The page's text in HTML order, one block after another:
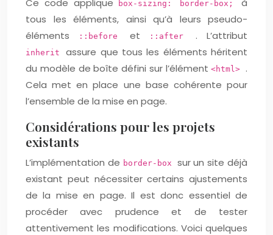
Ce code applique box-sizing: border-box;à
tous les éléments, ainsi qu’à leurs pseudo-
éléments
::before et ::after . L’attribut
inheritassure que tous les éléments héritent
du modèle de boîte défini sur l’élément<html> .
Cela met en place une base cohérente pour
l’ensemble de la mise en page.
Considérations pour les projets
existants
L’implémentation de border-box sur un site déjà
existant peut nécessiter certains ajustements
de la mise en page. Il est donc essentiel de
procéder avec prudence et de tester
attentivement les modifications. Voici quelques